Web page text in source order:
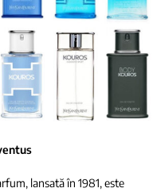
lansată în 1981, este